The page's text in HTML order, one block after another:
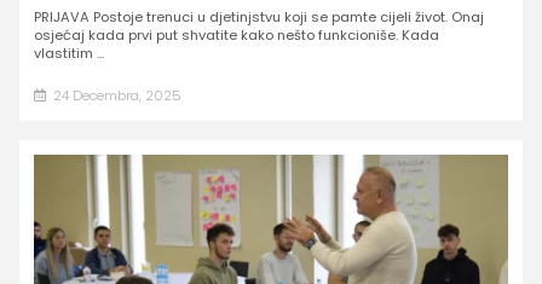
PRIJAVA Postoje trenuci u djetinjstvu koji se pamte cijeli život. Onaj
osjećaj kada prvi put shvatite kako nešto funkcioniše. Kada
vlastitim ...
24 Decembra, 2025